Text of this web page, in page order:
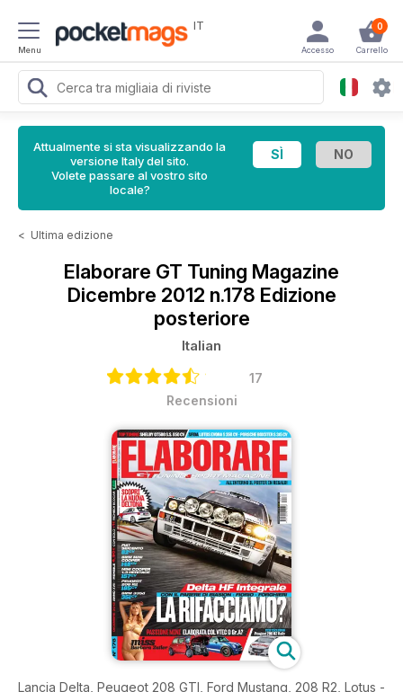
Menu
IT 0
Carrello
Accesso
Attualmente si sta visualizzando la
versione Italy del sito.
Volete passare al vostro sito
locale?
< Ultima edizione
Elaborare GT Tuning Magazine
Dicembre 2012 n.178 Edizione
posteriore
Italian
17
Recensioni
Lancia Delta, Peugeot 208 GTI, Ford Mustang, 208 R2, Lotus -